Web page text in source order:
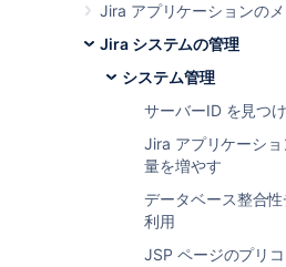
Jira アプリケーションの
Jira システムの管理
システム管理
サーバーID を見つ
Jira アプリケーシ
量を増やす
データベース整合
利用
JSP ページのプリ
Windows
サービスとしてインスト
合、Windows スタート
ーバーの起動およびJira
実行することができます。
start-jira.batおよび
ァイルを使用して Jira を
サービスとして手動でイ
Jira をサービスとしてイ
た場合、Jira を手動で起
要があります。
Jira を開始するには
<installation-
アプリを無効化して手動
Jira は、すべての非シス
はそれらのアプリのいく
動できます。これは、こ
アプリによって Jira イン